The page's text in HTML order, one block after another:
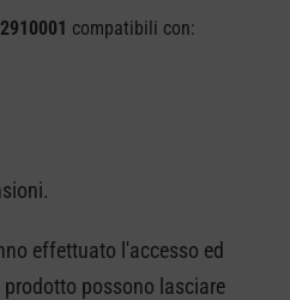
compatibili con:
effettuato l'accesso ed
possono lasciare